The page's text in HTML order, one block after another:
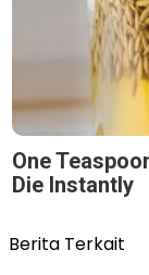
One
Die Instantly
Berita Terkait